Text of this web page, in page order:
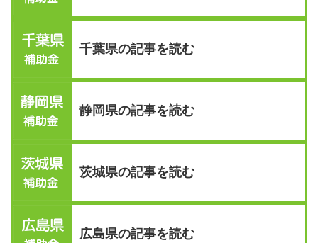
千葉県の記事を読む
静岡県の記事を読む
茨城県の記事を読む
広島県の記事を読む